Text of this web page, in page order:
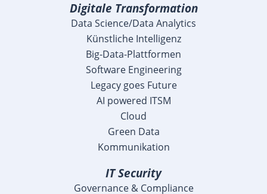
Digitale Transformation
Data Science/Data Analytics
Künstliche Intelligenz
Big-Data-Plattformen
Software Engineering
Legacy goes Future
AI powered ITSM
Cloud
Green Data
Kommunikation
IT Security
Governance & Compliance